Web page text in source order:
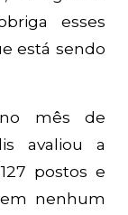
esses
está sendo
no mês de
avaliou a
postos e
nenhum